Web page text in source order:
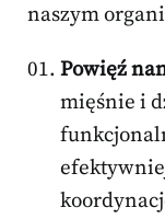
naszym
Powięź
mięśnie i